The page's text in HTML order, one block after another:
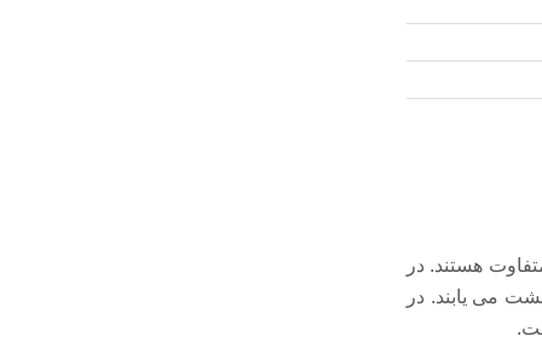
هستند. در
می یابند. در